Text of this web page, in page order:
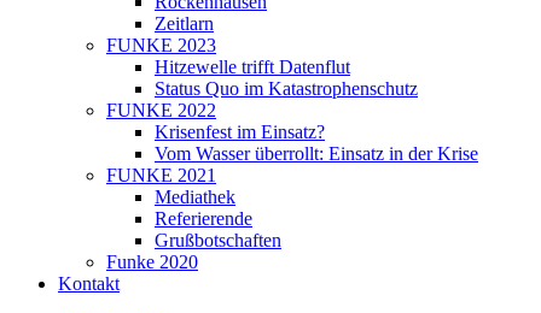
Zeitlarn
FUNKE 2023
Hitzewelle trifft Datenflut
Status Quo im Katastrophenschutz
FUNKE 2022
Krisenfest im Einsatz?
Vom Wasser überrollt: Einsatz in der Krise
FUNKE 2021
Mediathek
Referierende
Grußbotschaften
Funke 2020
Kontakt